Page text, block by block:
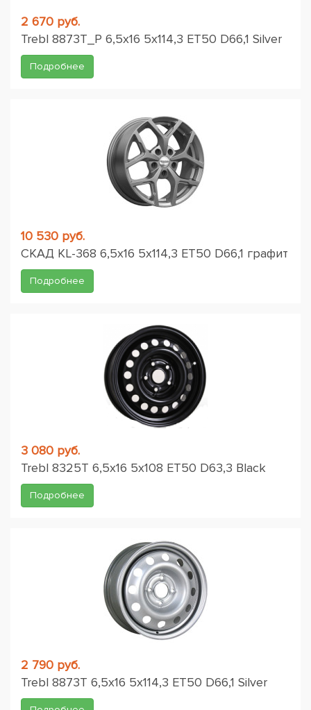
2 670 руб.
Trebl 8873T_P 6,5x16 5x114,3 ET50 D66,1 Silver
Подробнее
10 530 руб.
СКАД KL-368 6,5x16 5x114,3 ET50 D66,1 графит
Подробнее
3 080 руб.
Trebl 8325T 6,5x16 5x108 ET50 D63,3 Black
Подробнее
2 790 руб.
Trebl 8873T 6,5x16 5x114,3 ET50 D66,1 Silver